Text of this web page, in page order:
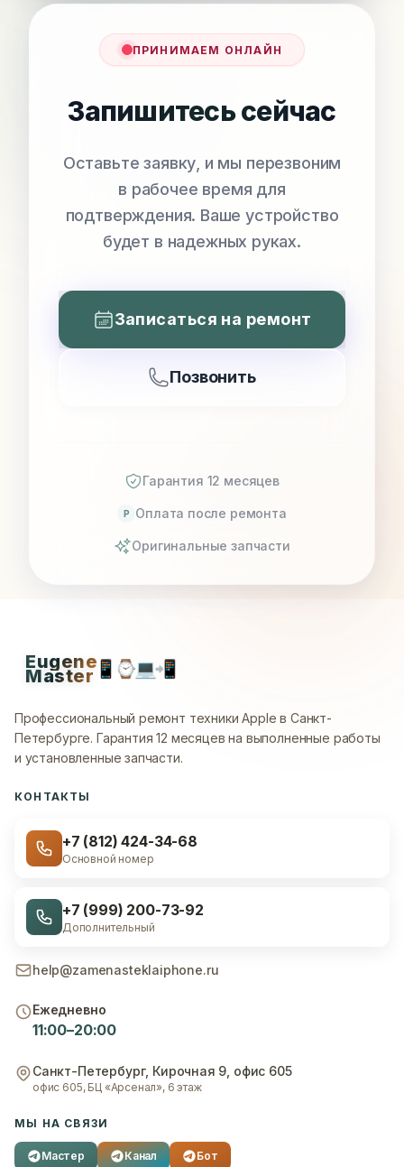
ПРИНИМАЕМ ОНЛАЙН
Запишитесь сейчас
Оставьте заявку, и мы перезвоним
в рабочее время для
подтверждения. Ваше устройство
будет в надежных руках.
Записаться на ремонт
Позвонить
Гарантия 12 месяцев
P Оплата после ремонта
Оригинальные запчасти
Eugene
Master📱 ⌚💻📲
Профессиональный ремонт техники Apple в Санкт-
Петербурге. Гарантия 12 месяцев на выполненные работы
и установленные запчасти.
КОНТАКТЫ
+7 (812) 424-34-68
Основной номер
+7 (999) 200-73-92
Дополнительный
help@zamenasteklaiphone.ru
Ежедневно
11:00–20:00
Санкт-Петербург, Кирочная 9, офис 605
офис 605, БЦ «Арсенал», 6 этаж
МЫ НА СВЯЗИ
Мастер Канал Бот